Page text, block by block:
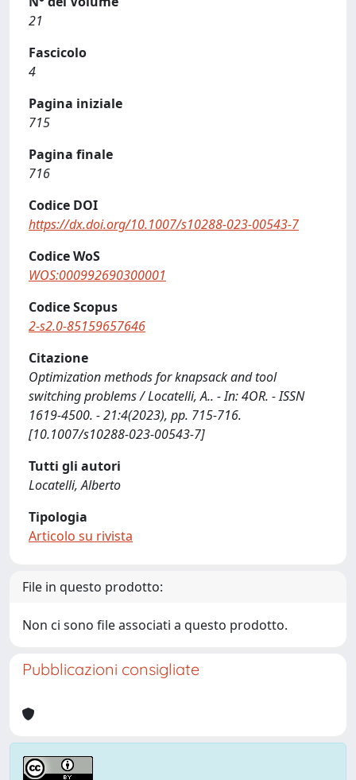
21
Fascicolo
4
Pagina iniziale
715
Pagina finale
716
Codice DOI
https://dx.doi.org/10.1007/s10288-023-00543-7
Codice WoS
WOS:000992690300001
Codice Scopus
2-s2.0-85159657646
Citazione
Optimization methods for knapsack and tool
switching problems / Locatelli, A.. - In: 4OR. - ISSN
1619-4500. - 21:4(2023), pp. 715-716.
[10.1007/s10288-023-00543-7]
Tutti gli autori
Locatelli, Alberto
Tipologia
Articolo su rivista
File in questo prodotto:
Non ci sono file associati a questo prodotto.
Pubblicazioni consigliate